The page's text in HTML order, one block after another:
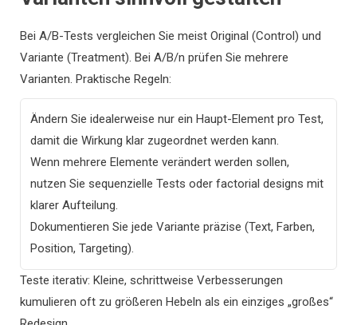
Bei A/B-Tests vergleichen Sie meist Original (Control) und
Variante (Treatment). Bei A/B/n prüfen Sie mehrere
Varianten. Praktische Regeln:
Ändern Sie idealerweise nur ein Haupt-Element pro Test,
damit die Wirkung klar zugeordnet werden kann.
Wenn mehrere Elemente verändert werden sollen,
nutzen Sie sequenzielle Tests oder factorial designs mit
klarer Aufteilung.
Dokumentieren Sie jede Variante präzise (Text, Farben,
Position, Targeting).
Teste iterativ: Kleine, schrittweise Verbesserungen
kumulieren oft zu größeren Hebeln als ein einziges „großes“